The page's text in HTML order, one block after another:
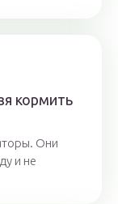
кормить
Они
и не